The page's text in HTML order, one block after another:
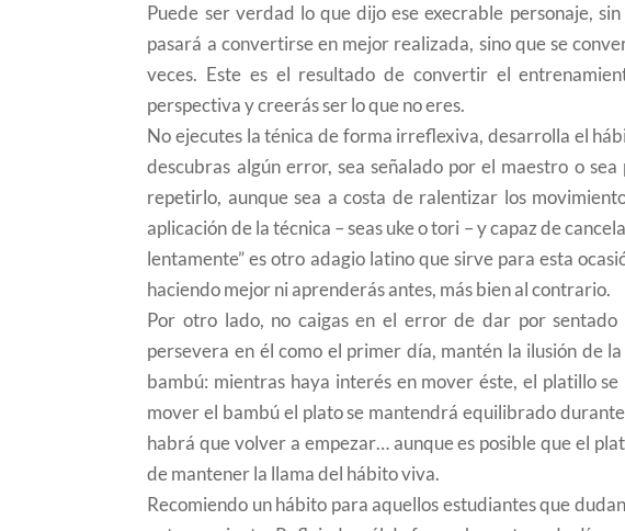
Puede ser verdad lo que dijo ese execrable personaje,
pasará a convertirse en mejor realizada, sino que se
veces. Este es el resultado de convertir el
perspectiva y creerás ser lo que no eres.
No ejecutes la ténica de forma irreflexiva, desarrolla el
descubras algún error, sea señalado por el maestro o
repetirlo, aunque sea a costa de ralentizar los
aplicación de la técnica – seas uke o tori – y capaz de
lentamente” es otro adagio latino que sirve para esta
haciendo mejor ni aprenderás antes, más bien al contrario.
Por otro lado, no caigas en el error de dar por
persevera en él como el primer día, mantén la ilusión de
bambú: mientras haya interés en mover éste, el platillo
mover el bambú el plato se mantendrá equilibrado
habrá que volver a empezar… aunque es posible que el
de mantener la llama del hábito viva.
Recomiendo un hábito para aquellos estudiantes que